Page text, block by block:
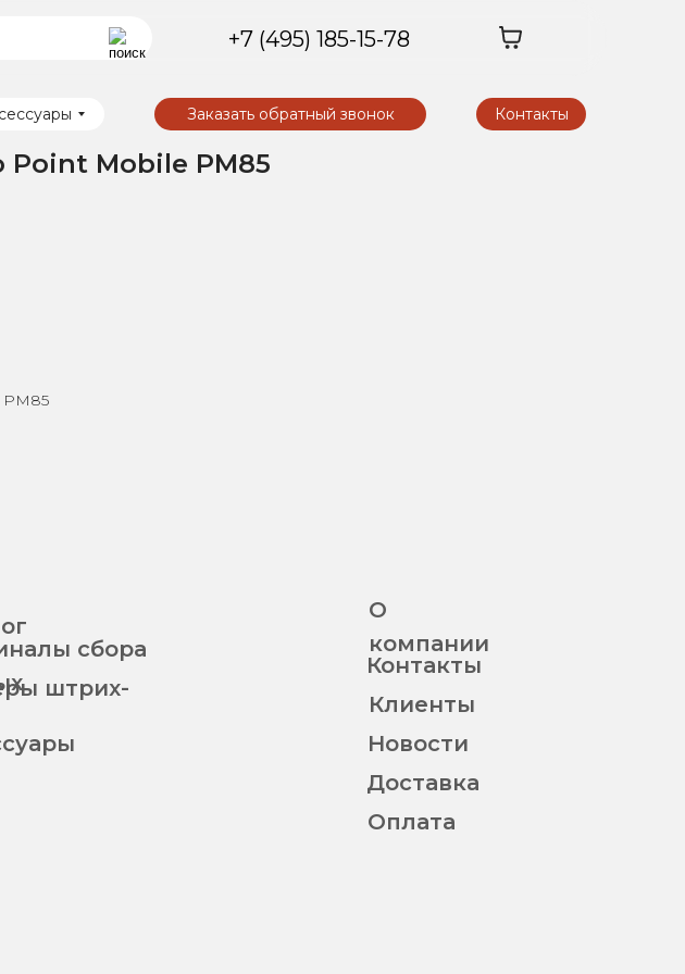
Заказать обратный звонок Контакты
+7 (495) 185-15-78
Point Mobile PM85
Контакты
Новости
Оплата
Доставка
Клиенты
О
компании
сбора
штрих-